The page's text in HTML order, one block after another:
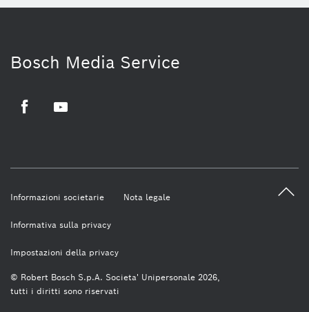
Bosch Media Service
© Robert Bosch S.p.A. Societa' Unipersonale 2026,
tutti i diritti sono riservati
Informazioni societarie Nota legale
Informativa sulla privacy
Impostazioni della privacy